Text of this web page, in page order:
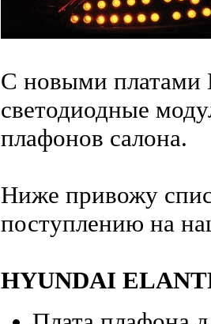
С новыми платами
светодиодные
плафонов салона.
Ниже привожу
поступлению на
HYUNDAI